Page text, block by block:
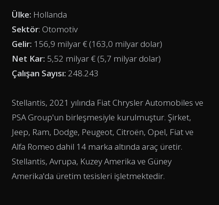
Ülke: Hollanda
Sektör: Otomotiv
Gelir: 156,9 milyar € (163,0 milyar dolar)
Net Kar: 5,52 milyar € (5,7 milyar dolar)
Çalışan Sayısı: 248.243
Stellantis, 2021 yılında Fiat Chrysler Automobiles ve
PSA Group'un birleşmesiyle kurulmuştur. Şirket,
Jeep, Ram, Dodge, Peugeot, Citroën, Opel, Fiat ve
Alfa Romeo dahil 14 marka altında araç üretir.
Stellantis, Avrupa, Kuzey Amerika ve Güney
Amerika'da üretim tesisleri işletmektedir.